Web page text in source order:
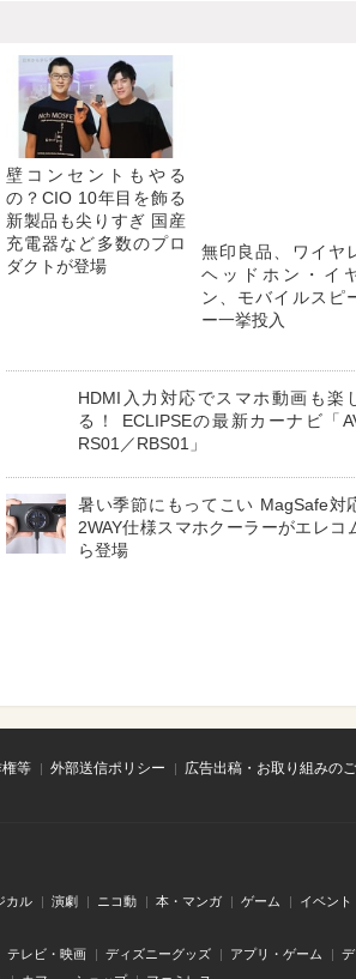
壁コンセントもやる
の？CIO 10年目を飾る
新製品も尖りすぎ 国産
充電器など多数のプロ
ダクトが登場
ー一挙投入
HDMI入力対応でスマホ動画も楽
る！ ECLIPSEの最新カーナビ「
RS01／RBS01」
暑い季節にもってこい MagSafe対
2WAY仕様スマホクーラーがエレコ
ら登場
等 外部送信ポリシー
広告出稿・お取り組みの
カル 演劇 ニコ動 本・マンガ ゲーム イベント
テレビ・映画 ディズニーグッズ アプリ・ゲーム